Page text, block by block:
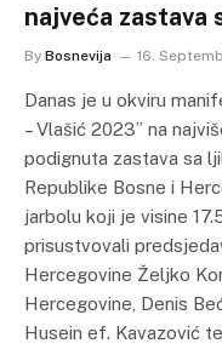
najveća zastava
By Bosnevija 16.
Danas je u okviru
– Vlašić 2023” na
podignuta zastava sa
Republike Bosne i
jarbolu koji je visine
prisustvovali
Hercegovine Željko
Hercegovine, Denis
Husein ef. Kavazović